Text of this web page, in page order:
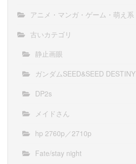
アニメ・マンガ・ゲーム・萌え系
古いカテゴリ
静止画眼
ガンダムSEED&SEED DESTINY
DP2s
メイドさん
hp 2760p／2710p
Fate/stay night